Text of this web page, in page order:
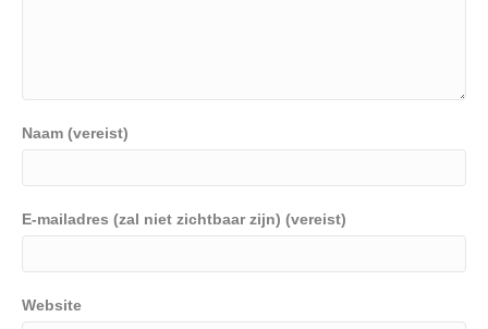
Naam (vereist)
E-mailadres (zal niet zichtbaar zijn) (vereist)
Website